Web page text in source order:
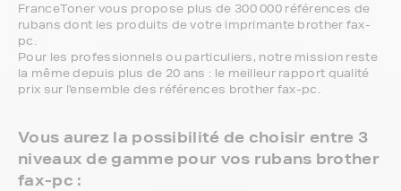
FranceToner vous propose plus de 300 000 références de
rubans dont les produits de votre imprimante brother fax-
pc.
Pour les professionnels ou particuliers, notre mission reste
la même depuis plus de 20 ans : le meilleur rapport qualité
prix sur l'ensemble des références brother fax-pc.
Vous aurez la possibilité de choisir entre 3
niveaux de gamme pour vos rubans brother
fax-pc :